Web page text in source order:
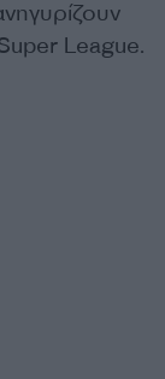
League.